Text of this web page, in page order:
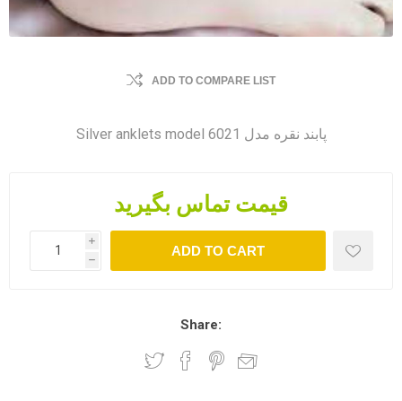
ADD TO COMPARE LIST
Silver anklets model پابند نقره مدل 6021
قیمت تماس بگیرید
i
h
ADD TO CART
Share: